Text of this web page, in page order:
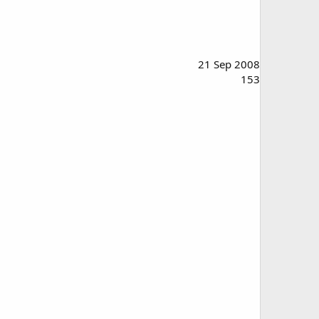
21 Sep 2008
153